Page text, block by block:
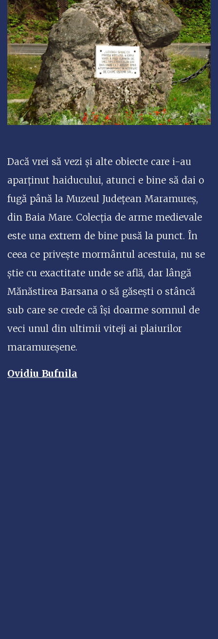
Dacă vrei să vezi și alte obiecte care i-au
aparținut haiducului, atunci e bine să dai o
fugă până la Muzeul Județean Maramureș,
din Baia Mare. Colecția de arme medievale
este una extrem de bine pusă la punct. În
ceea ce privește mormântul acestuia, nu se
știe cu exactitate unde se află, dar lângă
Mănăstirea Barsana o să găsești o stâncă
sub care se crede că își doarme somnul de
veci unul din ultimii viteji ai plaiurilor
maramureșene.
Ovidiu Bufnila